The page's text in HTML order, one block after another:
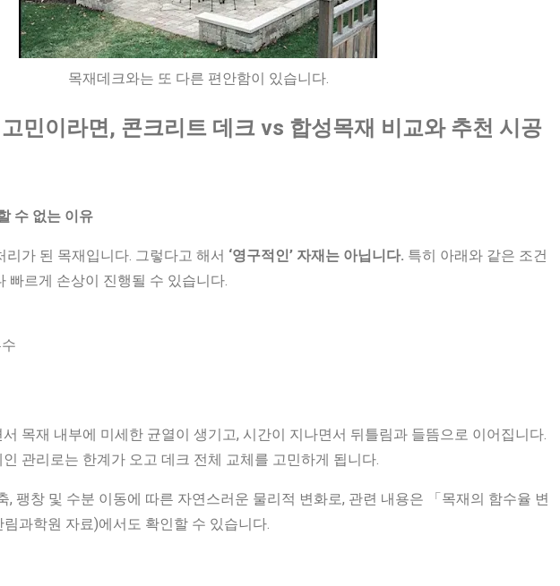
목재데크와는 또 다른 편안함이 있습니다.
민이라면, 콘크리트 데크 vs 합성목재 비교와 추천 시공
수 없는 이유
리가 된 목재입니다. 그렇다고 해서 ‘영구적인’ 자재는 아닙니다. 특히 아래와 같은 조건
빠르게 손상이 진행될 수 있습니다.
목재 내부에 미세한 균열이 생기고, 시간이 지나면서 뒤틀림과 들뜸으로 이어집니다.
관리로는 한계가 오고 데크 전체 교체를 고민하게 됩니다.
, 팽창 및 수분 이동에 따른 자연스러운 물리적 변화로, 관련 내용은 「목재의 함수율 변
과학원 자료)에서도 확인할 수 있습니다.